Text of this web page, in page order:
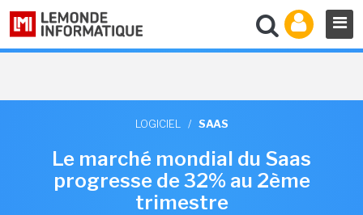
LOGICIEL / SAAS
Le marché mondial du Saas
progresse de 32% au 2ème
trimestre